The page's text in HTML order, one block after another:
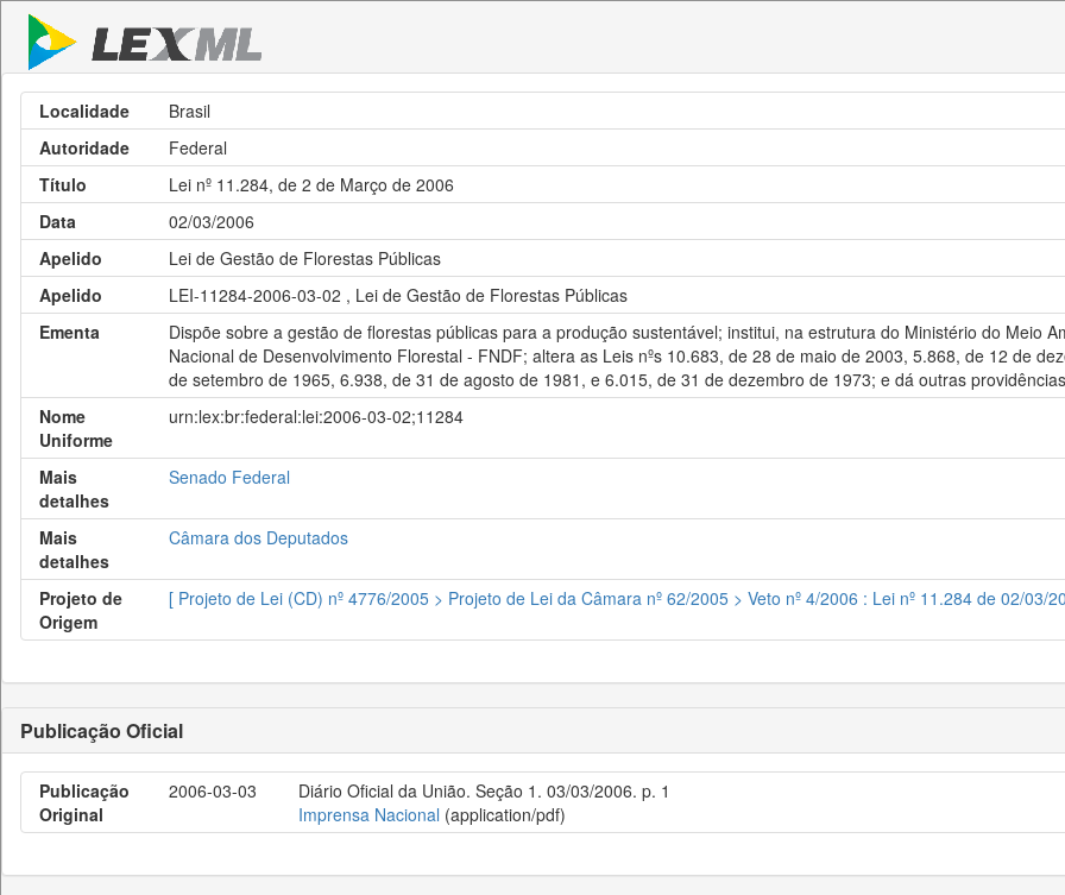
Localidade
Brasil
Autoridade
Federal
Título
Lei nº 11.284, de 2 de Março de 2006
Data
02/03/2006
Apelido
Lei de Gestão de Florestas Públicas
Apelido
LEI-11284-2006-03-02 , Lei de Gestão de Florestas Públicas
Ementa
Dispõe sobre a gestão de florestas públicas para a produção sustentável; institui, na estrutura do Ministério do Meio
Nacional de Desenvolvimento Florestal - FNDF; altera as Leis nºs 10.683, de 28 de maio de 2003, 5.868, de 12 de
de setembro de 1965, 6.938, de 31 de agosto de 1981, e 6.015, de 31 de dezembro de 1973; e dá outras
Nome
Uniforme
urn:lex:br:federal:lei:2006-03-02;11284
Mais
detalhes
Senado Federal
Mais
detalhes
Câmara dos Deputados
Projeto de
Origem
[ Projeto de Lei (CD) nº 4776/2005 > Projeto de Lei da Câmara nº 62/2005 > Veto nº 4/2006 : Lei nº 11.284 de 02/03/
Publicação Oficial
Publicação
Original
2006-03-03
Diário Oficial da União. Seção 1. 03/03/2006. p. 1
Imprensa Nacional (application/pdf)